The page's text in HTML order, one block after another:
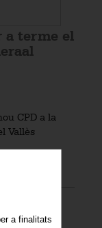
a terme el
CPD a la
Vallès
a finalitats